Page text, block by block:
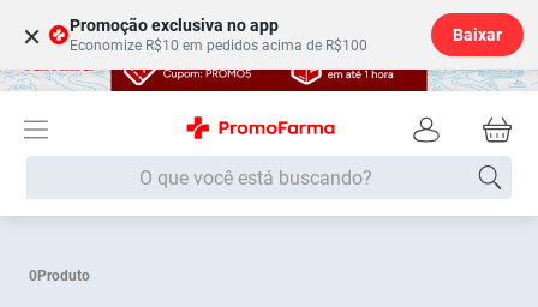
× Promoção exclusiva no app
Economize R$10 em pedidos acima de R$100
Baixar
O que você está buscando?
0Produto